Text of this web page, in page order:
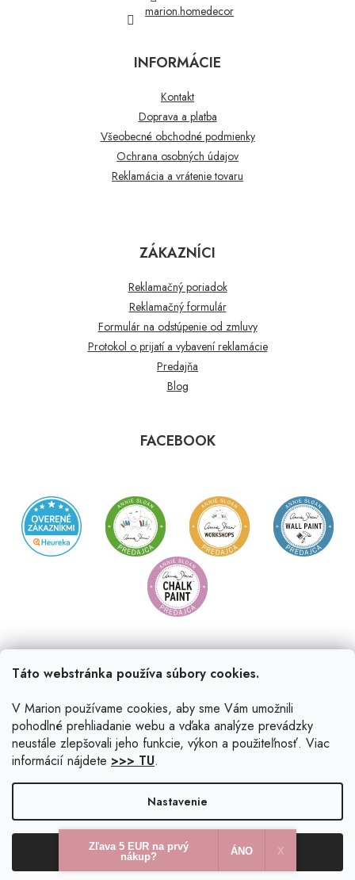
Táto webstránka používa súbory cookies.
V Marion používame cookies, aby sme Vám umožnili
pohodlné prehliadanie webu a vďaka analýze prevádzky
neustále zlepšovali jeho funkcie, výkon a použiteľnosť. Viac
informácií nájdete >>> TU.
Nastavenie
Odmietnuť Súhlasím
marion.homedecor
INFORMÁCIE
Kontakt
Doprava a platba
Všeobecné obchodné podmienky
Ochrana osobných údajov
Reklamácia a vrátenie tovaru
ZÁKAZNÍCI
Reklamačný poriadok
Reklamačný formulár
Formulár na odstúpenie od zmluvy
Protokol o prijatí a vybavení reklamácie
Predajňa
Blog
FACEBOOK
Copyright 2026 . Všetky práva vyhradené.
Upraviť
nastavenie cookies
Zľava 5 EUR na prvý
nákup?
ÁNO X​